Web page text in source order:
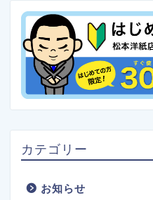
カテゴリー
お知らせ